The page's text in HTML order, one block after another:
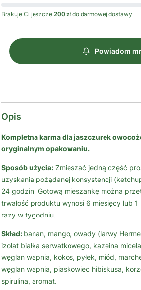
Brakuje Ci jeszcze 200 zł do darmowej dostawy
Powiadom
Opis
Kompletna karma dla jaszczurek
oryginalnym opakowaniu.
Sposób użycia: Zmieszać jedną część
uzyskania pożądanej konsystencji
24 godzin. Gotową mieszankę można
trwałość produktu wynosi 6 miesięcy lub
razy w tygodniu.
Skład: banan, mango, owady (larwy
izolat białka serwatkowego, kazeina
węglan wapnia, kokos, pyłek, miód,
węglan wapnia, piaskowiec hibiskusa,
spirulina, aromat.